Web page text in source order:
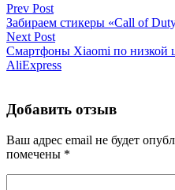
Prev Post
Забираем стикеры «Call of
Next Post
Cмартфоны Xiaomi по низкой
AliExpress
Добавить отзыв
Ваш адрес email не будет
помечены *